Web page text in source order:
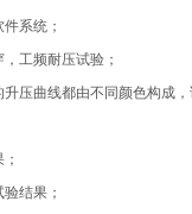
系统；
工频耐压试验；
压曲线都由不同颜色构成
结果；